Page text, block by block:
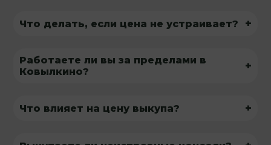
Что делать, если цена не устраивает? +
Работаете ли вы за пределами в
Ковылкино?
+
Что влияет на цену выкупа? +